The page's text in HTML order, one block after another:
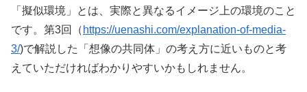
「擬似環境」とは、実際と異なるイメージ上の環境のこと
です。第3回（ https://uenashi.com/explanation-of-media-
3/)で解説した「想像の共同体」の考え方に近いものと考
えていただければわかりやすいかもしれません。